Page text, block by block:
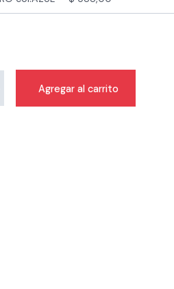
Agregar al carrito